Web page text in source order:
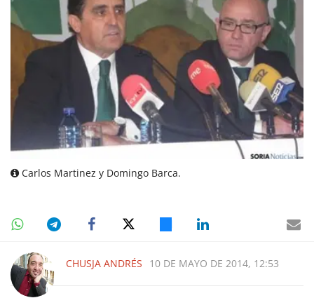
Carlos Martinez y Domingo Barca.
CHUSJA ANDRÉS 10 DE MAYO DE 2014, 12:53